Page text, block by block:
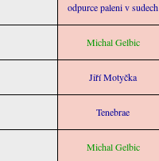
odpurce paleni v sudech
Michal Gelbic
Jiří Motyčka
Tenebrae
Michal Gelbic